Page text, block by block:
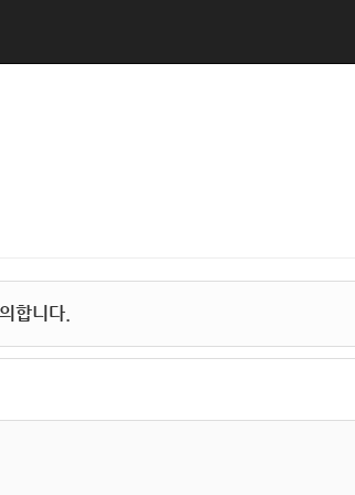
합니다.